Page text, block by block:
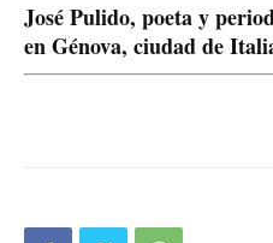
José Pulido, poeta y
en Génova, ciudad de